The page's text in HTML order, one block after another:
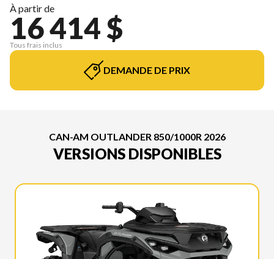
À partir de
16 414 $
Tous frais inclus
DEMANDE DE PRIX
CAN-AM OUTLANDER 850/1000R 2026
VERSIONS DISPONIBLES